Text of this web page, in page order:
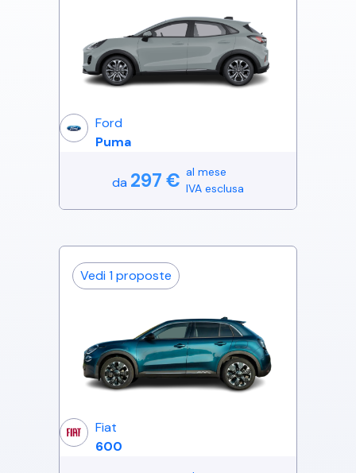
Ford
Puma
da 297 € al mese
IVA esclusa
Vedi 1 proposte
Fiat
600